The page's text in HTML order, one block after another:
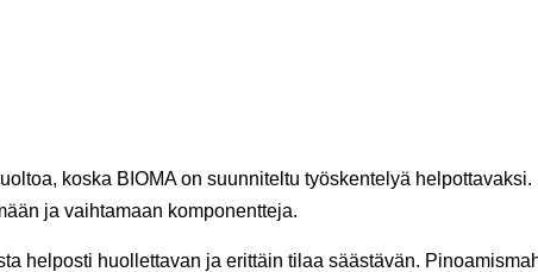
koska BIOMA on suunniteltu työskentelyä
ja vaihtamaan komponentteja.
helposti huollettavan ja erittäin tilaa säästävän.